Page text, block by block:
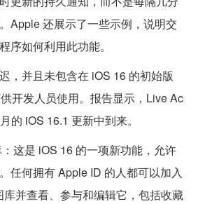
Apple 还展示了一些示例，说明交
序如何利用此功能。
，并且未包含在 iOS 16 的初始版
开发人员使用。报告显示，Live Ac
的 iOS 16.1 更新中到来。
这是 iOS 16 的一项新功能，允许
任何拥有 Apple ID 的人都可以加入
并查看、参与和编辑它，包括收藏